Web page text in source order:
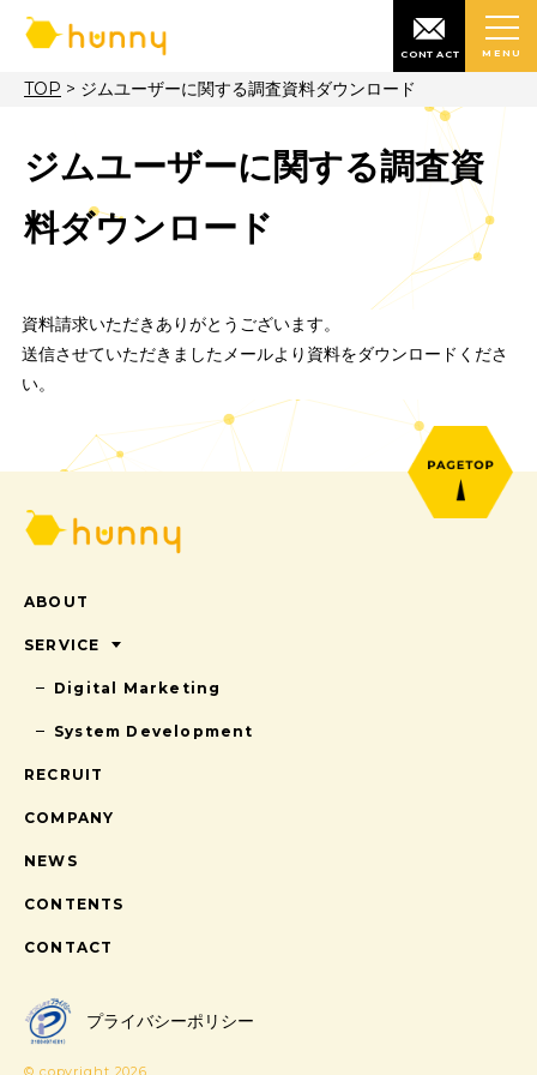
MENU
CONTACT
TOP > ジムユーザーに関する調査資料ダウンロード
ジムユーザーに関する調査資
料ダウンロード
資料請求いただきありがとうございます。
送信させていただきましたメールより資料をダウンロードく
© copyright 2026.
ABOUT
SERVICE
Digital Marketing
System Development
RECRUIT
COMPANY
NEWS
CONTENTS
CONTACT
プライバシーポリシー